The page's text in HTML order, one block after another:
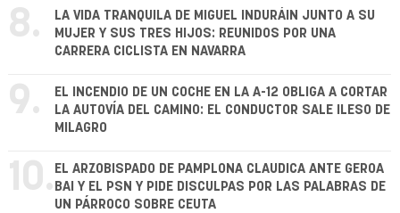
8.
LA VIDA TRANQUILA DE MIGUEL INDURÁIN JUNTO A SU
MUJER Y SUS TRES HIJOS: REUNIDOS POR UNA
CARRERA CICLISTA EN NAVARRA
9.
EL INCENDIO DE UN COCHE EN LA A-12 OBLIGA A CORTAR
LA AUTOVÍA DEL CAMINO: EL CONDUCTOR SALE ILESO DE
MILAGRO
10. EL ARZOBISPADO DE PAMPLONA CLAUDICA ANTE GEROA
BAI Y EL PSN Y PIDE DISCULPAS POR LAS PALABRAS DE
UN PÁRROCO SOBRE CEUTA